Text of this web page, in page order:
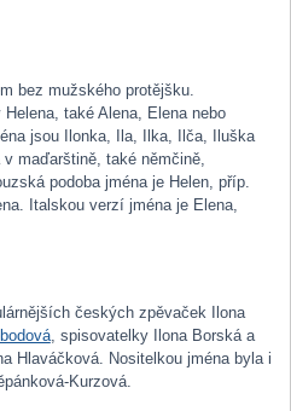
bez mužského protějšku.
také Alena, Elena nebo
jsou Ilonka, Ila, Ilka, Ilča, Iluška
maďarštině, také němčině,
podoba jména je Helen, příp.
Italskou verzí jména je Elena,
českých zpěvaček Ilona
, spisovatelky Ilona Borská a
Hlaváčková. Nositelkou jména byla i
Kurzová.